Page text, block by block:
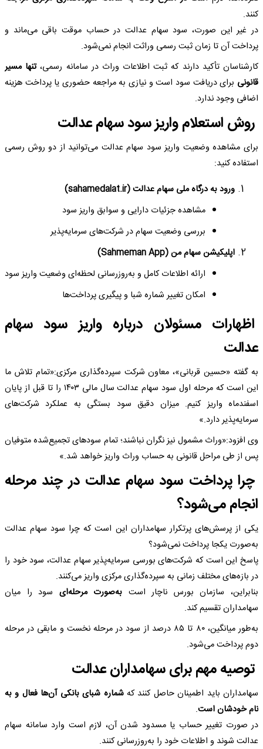
کنند.
در غیر این صورت، سود سهام عدالت در حساب موقت باقی می‌ماند و
پرداخت آن تا زمان ثبت رسمی وراثت انجام نمی‌شود.
کارشناسان تأکید دارند که ثبت اطلاعات وراث در سامانه رسمی،تنها مسیر
قانونی برای دریافت سود است و نیازی به مراجعه حضوری یا پرداخت هزینه
اضافی وجود ندارد.
روش استعلام واریز سود سهام عدالت
برای مشاهده وضعیت واریز سود سهام عدالت می‌توانید از دو روش رسمی
استفاده کنید:
ورود به درگاه ملی سهام عدالت (sahamedalat.ir)
مشاهده جزئیات دارایی و سوابق واریز سود
بررسی وضعیت سهام در شرکت‌های سرمایه‌پذیر
اپلیکیشن سهام من (Sahmeman App)
ارائه اطلاعات کامل و به‌روزرسانی لحظه‌ای وضعیت واریز سود
امکان تغییر شماره شبا و پیگیری پرداخت‌ها
اظهارات مسئولان درباره واریز سود سهام
عدالت
به گفته «حسین قربانی»، معاون شرکت سپرده‌گذاری مرکزی:«تمام تلاش ما
این است که مرحله اول سود سهام عدالت سال مالی ۱۴۰۳ را تا قبل از پایان
اسفندماه واریز کنیم. میزان دقیق سود بستگی به عملکرد شرکت‌های
سرمایه‌پذیر دارد.»
وی افزود:«وراث مشمول نیز نگران نباشند؛ تمام سودهای تجمیع‌شده متوفیان
پس از طی مراحل قانونی به حساب وراث واریز خواهد شد.»
چرا پرداخت سود سهام عدالت در چند مرحله
انجام می‌شود؟
یکی از پرسش‌های پرتکرار سهامداران این است که چرا سود سهام عدالت
به‌صورت یکجا پرداخت نمی‌شود؟
پاسخ این است که شرکت‌های بورسی سرمایه‌پذیر سهام عدالت، سود خود را
در بازه‌های مختلف زمانی به سپرده‌گذاری مرکزی واریز می‌کنند.
بنابراین، سازمان بورس ناچار است به‌صورت مرحله‌ای سود را میان
سهامداران تقسیم کند.
به‌طور میانگین، ۸۰ تا ۸۵ درصد از سود در مرحله نخست و مابقی در مرحله
دوم پرداخت می‌شود.
توصیه مهم برای سهامداران عدالت
سهامداران باید اطمینان حاصل کنند کهشماره شبای بانکی آن‌ها فعال و به
نام خودشان است.
در صورت تغییر حساب یا مسدود شدن آن، لازم است وارد سامانه سهام
عدالت شوند و اطلاعات خود را به‌روزرسانی کنند.